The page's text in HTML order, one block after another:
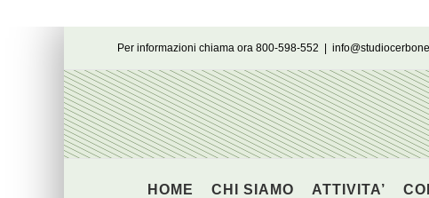
Per informazioni chiama ora 800-598-552
HOME CHI SIAMO ATTIVITA’